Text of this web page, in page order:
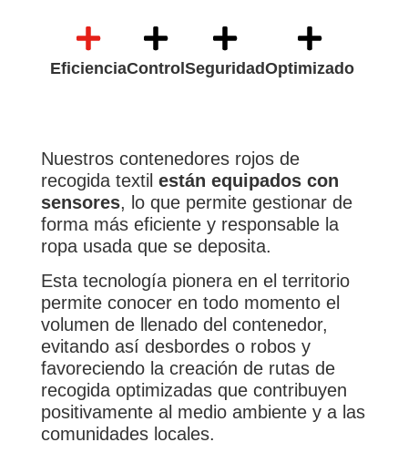
EficienciaControlSeguridadOptimizado
Nuestros contenedores rojos de
recogida textil están equipados con
sensores, lo que permite gestionar de
forma más eficiente y responsable la
ropa usada que se deposita.
Esta tecnología pionera en el territorio
permite conocer en todo momento el
volumen de llenado del contenedor,
evitando así desbordes o robos y
favoreciendo la creación de rutas de
recogida optimizadas que contribuyen
positivamente al medio ambiente y a las
comunidades locales.